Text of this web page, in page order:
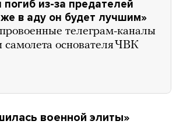
из-за предателей
в аду он будет лучшим»
телеграм-каналы
самолета основателя ЧВК
военной элиты»